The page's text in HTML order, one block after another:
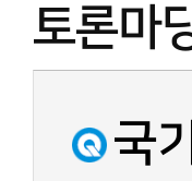
토론마
국